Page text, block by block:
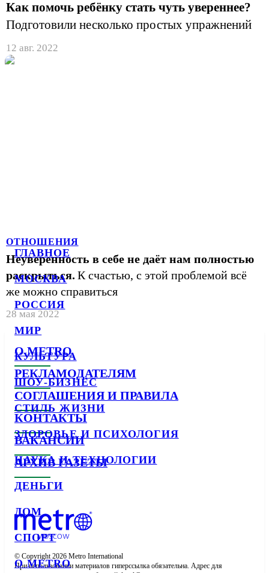
ГЛАВНОЕ
МОСКВА
РОССИЯ
МИР
КУЛЬТУРА
ШОУ-БИЗНЕС
СТИЛЬ ЖИЗНИ
ЗДОРОВЬЕ И ПСИХОЛОГИЯ
НАУКА И ТЕХНОЛОГИИ
ДЕНЬГИ
ДОМ
СПОРТ
О METRO
Как помочь ребёнку стать чуть увереннее?
Подготовили несколько простых упражнений
12 авг. 2022
ОТНОШЕНИЯ
Неуверенность в себе не даёт нам полностью
раскрыться. К счастью, с этой проблемой всё
же можно справиться
28 мая 2022
О METRO
РЕКЛАМОДАТЕЛЯМ
СОГЛАШЕНИЯ И ПРАВИЛА
КОНТАКТЫ
ВАКАНСИИ
АРХИВ ГАЗЕТЫ
© Copyright 2026 Metro International
При использовании материалов гиперссылка обязательна. Адрес для